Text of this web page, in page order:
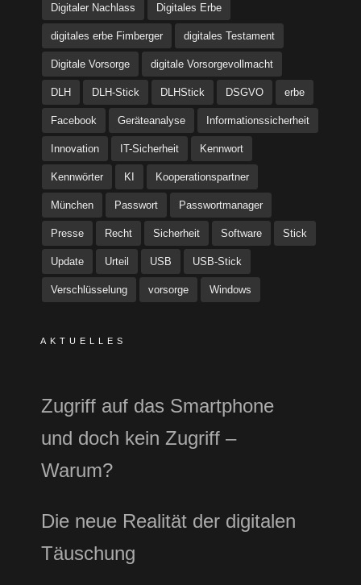
Digitaler Nachlass Digitales Erbe
digitales erbe Fimberger digitales Testament
Digitale Vorsorge digitale Vorsorgevollmacht
DLH DLH-Stick DLHStick DSGVO erbe
Facebook Geräteanalyse Informationssicherheit
Innovation IT-Sicherheit Kennwort
Kennwörter KI Kooperationspartner
München Passwort Passwortmanager
Presse Recht Sicherheit Software Stick
Update Urteil USB USB-Stick
Verschlüsselung vorsorge Windows
AKTUELLES
Zugriff auf das Smartphone
und doch kein Zugriff –
Warum?
Die neue Realität der digitalen
Täuschung